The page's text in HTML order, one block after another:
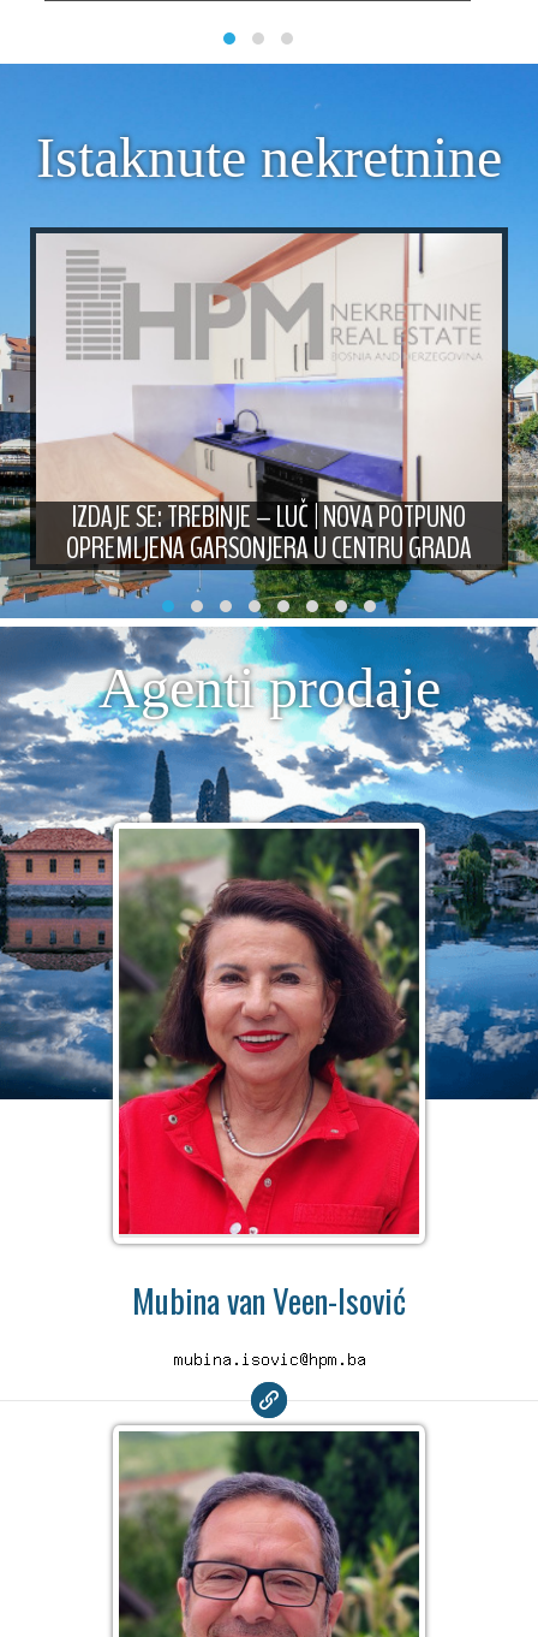
Istaknute nekretnine
IZDAJE SE: TREBINJE – LUČ | NOVA POTPUNO
OPREMLJENA GARSONJERA U CENTRU GRADA
Agenti prodaje
Mubina van Veen-Isović